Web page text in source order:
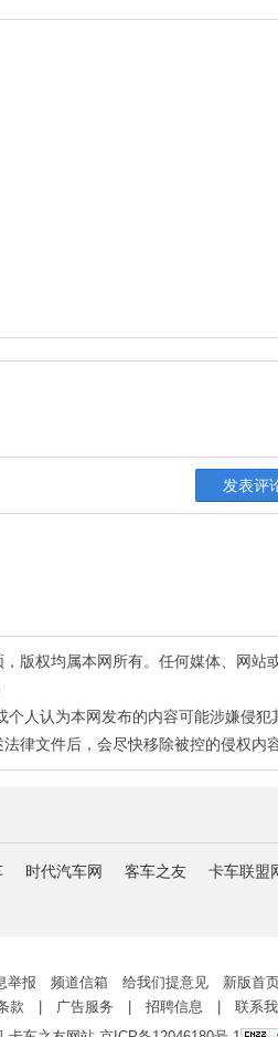
版权均属本网所有。任何媒体、网站
人认为本网发布的内容可能涉嫌侵
律文件后，会尽快移除被控的侵权内容
时代汽车网 客车之友 卡车联盟
举报 频道信箱 给我们提意见 新版首
款 广告服务 招聘信息 联系